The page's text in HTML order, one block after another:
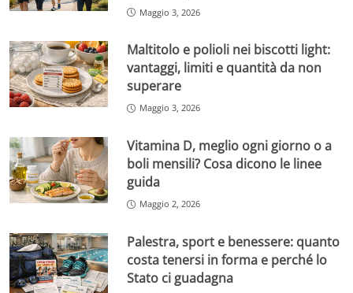
Maggio 3, 2026
Maltitolo e polioli nei biscotti light:
vantaggi, limiti e quantità da non
superare
Maggio 3, 2026
Vitamina D, meglio ogni giorno o a
boli mensili? Cosa dicono le linee
guida
Maggio 2, 2026
Palestra, sport e benessere: quanto
costa tenersi in forma e perché lo
Stato ci guadagna